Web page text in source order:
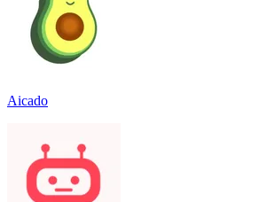
Aicado